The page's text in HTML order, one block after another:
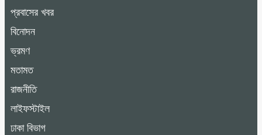
প্রবাসের খবর
বিনোদন
ভ্রমণ
মতামত
রাজনীতি
লাইফস্টাইল
ঢাকা বিভাগ